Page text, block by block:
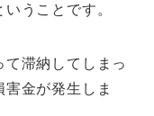
うことです。
滞納してしまっ
金が発生しま